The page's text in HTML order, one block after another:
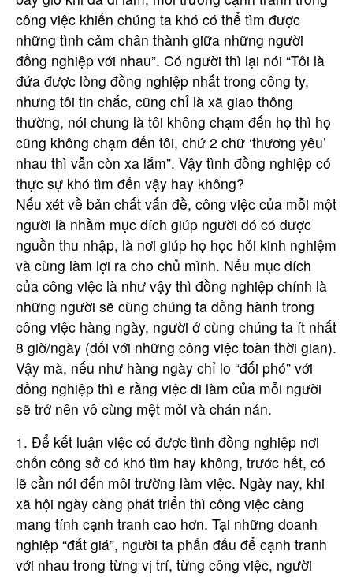
công việc khiến chúng ta khó có thể tìm được
những tình cảm chân thành giữa những người
đồng nghiệp với nhau”. Có người thì lại nói “Tôi là
đứa được lòng đồng nghiệp nhất trong công ty,
nhưng tôi tin chắc, cũng chỉ là xã giao thông
thường, nói chung là tôi không chạm đến họ thì họ
cũng không chạm đến tôi, chứ 2 chữ ‘thương yêu’
nhau thì vẫn còn xa lắm”. Vậy tình đồng nghiệp có
thực sự khó tìm đến vậy hay không?
Nếu xét về bản chất vấn đề, công việc của mỗi một
người là nhằm mục đích giúp người đó có được
nguồn thu nhập, là nơi giúp họ học hỏi kinh nghiệm
và cùng làm lợi ra cho chủ mình. Nếu mục đích
của công việc là như vậy thì đồng nghiệp chính là
những người sẽ cùng chúng ta đồng hành trong
công việc hàng ngày, người ở cùng chúng ta ít nhất
8 giờ/ngày (đối với những công việc toàn thời gian).
Vậy mà, nếu như hàng ngày chỉ lo “đối phó” với
đồng nghiệp thì e rằng việc đi làm của mỗi người
sẽ trở nên vô cùng mệt mỏi và chán nản.
1. Để kết luận việc có được tình đồng nghiệp nơi
chốn công sở có khó tìm hay không, trước hết, có
lẽ cần nói đến môi trường làm việc. Ngày nay, khi
xã hội ngày càng phát triển thì công việc càng
mang tính cạnh tranh cao hơn. Tại những doanh
nghiệp “đắt giá”, người ta phấn đấu để cạnh tranh
với nhau trong từng vị trí, từng công việc, người